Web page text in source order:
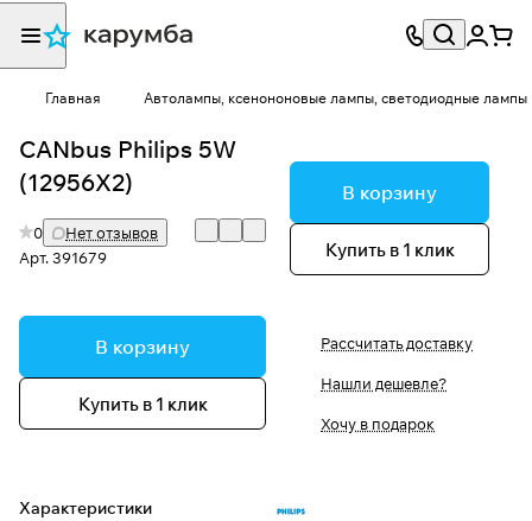
Главная Автолампы, ксенононовые лампы, светодиодные лампы
CANbus Philips 5W
(12956X2)
0
Нет отзывов
Арт.391679
В корзину
Купить в 1 клик
Характеристики
В корзину
Купить в 1 клик
Рассчитать доставку
Нашли дешевле?
Хочу в подарок